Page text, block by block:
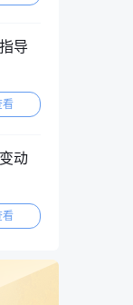
导
看
动
看